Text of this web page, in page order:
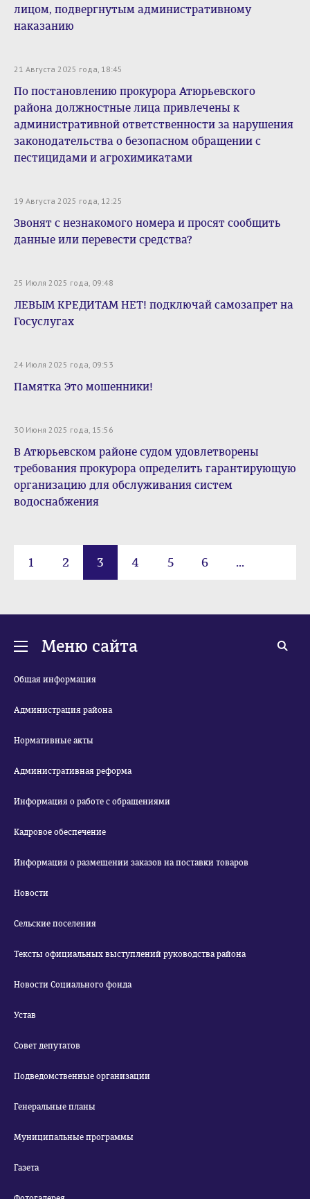
лицом, подвергнутым административному
наказанию
21 Августа 2025 года, 18:45
По постановлению прокурора Атюрьевского
района должностные лица привлечены к
административной ответственности за нарушения
законодательства о безопасном обращении с
пестицидами и агрохимикатами
19 Августа 2025 года, 12:25
Звонят с незнакомого номера и просят сообщить
данные или перевести средства?
25 Июля 2025 года, 09:48
ЛЕВЫМ КРЕДИТАМ НЕТ! подключай самозапрет на
Госуслугах
24 Июля 2025 года, 09:53
Памятка Это мошенники!
30 Июня 2025 года, 15:56
В Атюрьевском районе судом удовлетворены
требования прокурора определить гарантирующую
организацию для обслуживания систем
водоснабжения
1 2 3 4 5 6 ...
Меню сайта
Общая информация
Администрация района
Нормативные акты
Административная реформа
Информация о работе с обращениями
Кадровое обеспечение
Информация о размещении заказов на поставки товаров
Новости
Сельские поселения
Тексты официальных выступлений руководства района
Новости Социального фонда
Устав
Совет депутатов
Подведомственные организации
Генеральные планы
Муниципальные программы
Газета